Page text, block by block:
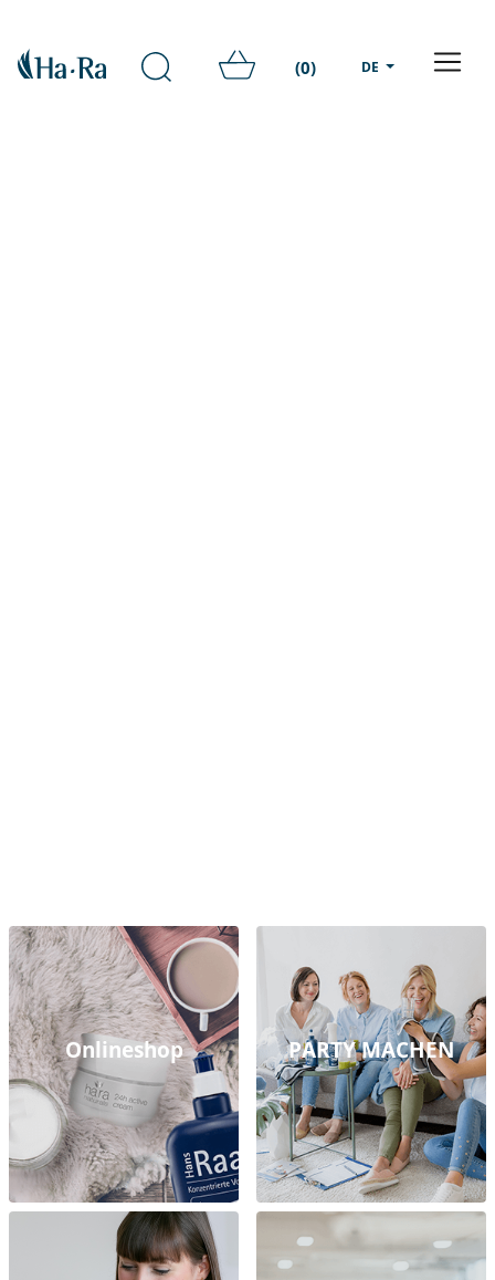
(0) DE
Onlineshop PARTY MACHEN